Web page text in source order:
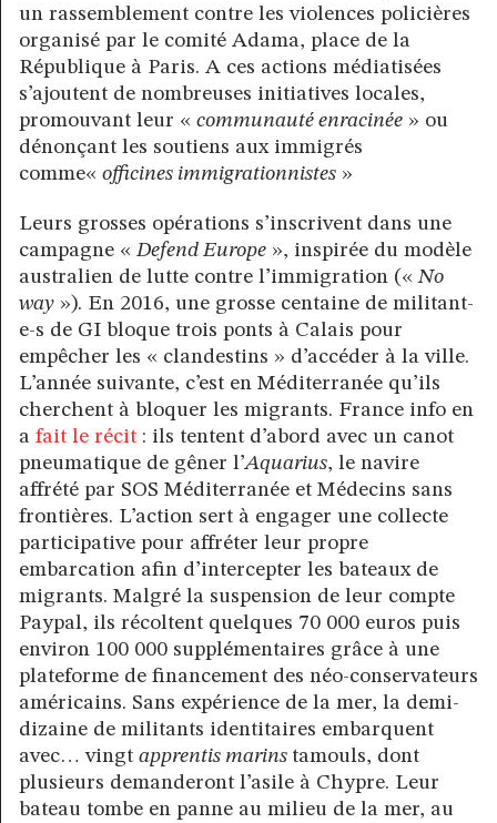
un rassemblement contre les violences policières
organisé par le comité Adama, place de la
République à Paris. A ces actions médiatisées
s’ajoutent de nombreuses initiatives locales,
promouvant leur « communauté enracinée » ou
dénonçant les soutiens aux immigrés
comme« officines immigrationnistes »
Leurs grosses opérations s’inscrivent dans une
campagne « Defend Europe », inspirée du modèle
australien de lutte contre l’immigration («No
way »). En 2016, une grosse centaine de militant-
e-s de GI bloque trois ponts à Calais pour
empêcher les « clandestins » d’accéder à la ville.
L’année suivante, c’est en Méditerranée qu’ils
cherchent à bloquer les migrants. France info en
a fait le récit: ils tentent d’abord avec un canot
pneumatique de gêner l’Aquarius, le navire
affrété par SOS Méditerranée et Médecins sans
frontières. L’action sert à engager une collecte
participative pour affréter leur propre
embarcation afin d’intercepter les bateaux de
migrants. Malgré la suspension de leur compte
Paypal, ils récoltent quelques 70 000 euros puis
environ 100 000 supplémentaires grâce à une
plateforme de financement des néo-conservateurs
américains. Sans expérience de la mer, la demi-
dizaine de militants identitaires embarquent
avec… vingt apprentis marins tamouls, dont
plusieurs demanderont l’asile à Chypre. Leur
bateau tombe en panne au milieu de la mer, au